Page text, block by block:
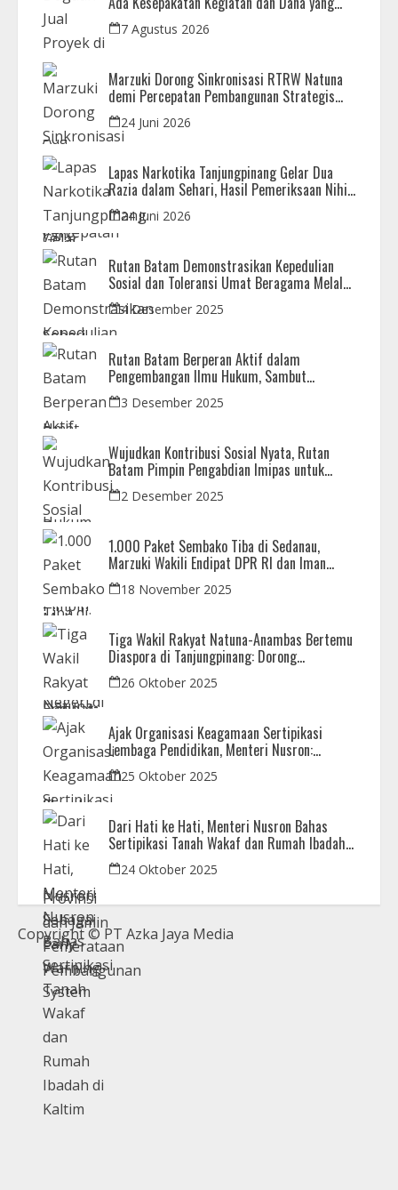
Dikembalikan
7 Agustus 2026
Marzuki Dorong Sinkronisasi RTRW Natuna
demi Percepatan Pembangunan Strategis
Daerah
24 Juni 2026
Lapas Narkotika Tanjungpinang Gelar Dua
Razia dalam Sehari, Hasil Pemeriksaan Nihil
Barang Terlarang
24 Juni 2026
Rutan Batam Demonstrasikan Kepedulian
Sosial dan Toleransi Umat Beragama Melalui
Doa Bersama Korban Bencana
4 Desember 2025
Rutan Batam Berperan Aktif dalam
Pengembangan Ilmu Hukum, Sambut
Kunjungan Observasi Mahasiswa UIB
3 Desember 2025
Wujudkan Kontribusi Sosial Nyata, Rutan
Batam Pimpin Pengabdian Imipas untuk
Negeri di Masjid Syahrom Ba’dawi
2 Desember 2025
1.000 Paket Sembako Tiba di Sedanau,
Marzuki Wakili Endipat DPR RI dan Iman
Sutiawan Kawal Reses di Natuna
18 November 2025
Tiga Wakil Rakyat Natuna-Anambas Bertemu
Diaspora di Tanjungpinang: Dorong
Pemekaran Provinsi dan Jamin Pemerataan
Pembangunan
26 Oktober 2025
Ajak Organisasi Keagamaan Sertipikasi
Lembaga Pendidikan, Menteri Nusron:
Sebagai Early Warning System
25 Oktober 2025
Dari Hati ke Hati, Menteri Nusron Bahas
Sertipikasi Tanah Wakaf dan Rumah Ibadah
di Kaltim
24 Oktober 2025
Copyright © PT Azka Jaya Media